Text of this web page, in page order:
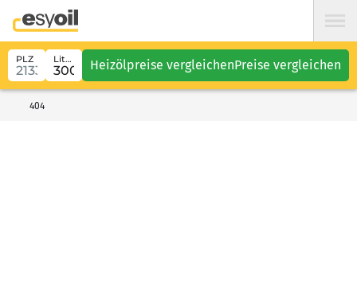
PLZ Liter Heizölpreise vergleichenPreise vergleichen
404